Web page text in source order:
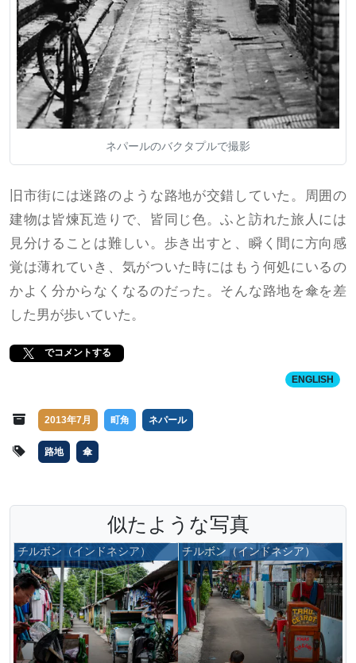
ネパールのバクタプルで撮影
旧市街には迷路のような路地が交錯していた。周囲の
建物は皆煉瓦造りで、皆同じ色。ふと訪れた旅人には
見分けることは難しい。歩き出すと、瞬く間に方向感
覚は薄れていき、気がついた時にはもう何処にいるの
かよく分からなくなるのだった。そんな路地を傘を差
した男が歩いていた。
でコメントする
ENGLISH
2013年7月 町角 ネパール
路地 傘
似たような写真
チルボン（インドネシア） チルボン（インドネシア）